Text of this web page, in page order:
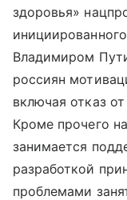
здоровья»
Владимиром
россиян
включая отказ
Кроме прочего
занимается
разработкой
проблемами